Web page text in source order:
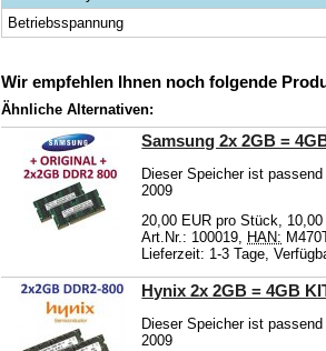
Betriebsspannung
Wir empfehlen Ihnen noch folgende
Ähnliche Alternativen:
Samsung 2x 2GB =
Dieser Speicher ist
2009
20,00 EUR pro Stück,
Art.Nr.: 100019, HAN:
Lieferzeit: 1-3 Tage,
Hynix 2x 2GB = 4GB
Dieser Speicher ist
2009